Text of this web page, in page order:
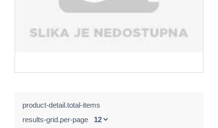
product-detail.total-items
results-grid.per-page